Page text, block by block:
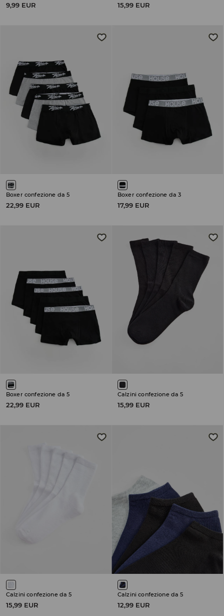
9,99 EUR 15,99 EUR
Boxer confezione da 5
22,99 EUR
Boxer confezione da 3
17,99 EUR
Boxer confezione da 5
22,99 EUR
Calzini confezione da 5
15,99 EUR
Calzini confezione da 5
15,99 EUR
Calzini confezione da 5
12,99 EUR